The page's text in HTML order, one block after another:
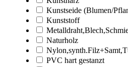
Kunstseide (Blumen/
Kunststoff
Naturholz
PVC hart gestanzt